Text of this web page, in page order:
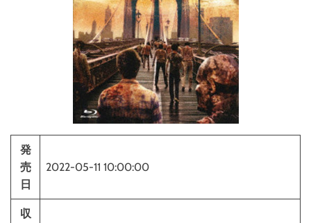
発
売
日
2022-05-11 10:00:00
収